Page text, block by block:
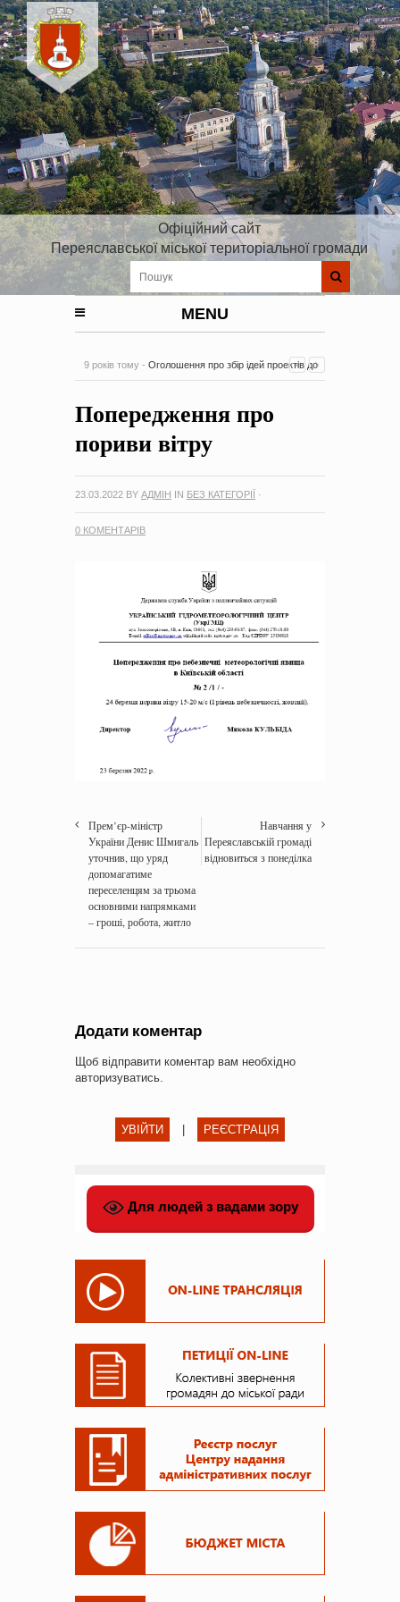
Офіційний сайт
Переяславської міської територіальної громади
MENU
9 років тому - Оголошення про збір ідей проектів до
на період 2018 – 2020 роки Оголошення про збір ідей
-0 Коментарів
Попередження про
пориви вітру
23.03.2022 BY АДМІН IN БЕЗ КАТЕГОРІЇ ·
0 КОМЕНТАРІВ
Прем’єр-міністр
України Денис Шмигаль
уточнив, що уряд
допомагатиме
переселенцям за трьома
основними напрямками
– гроші, робота, житло
Навчання у
Переяславській громаді
відновиться з понеділка
Додати коментар
Щоб відправити коментар вам необхідно
авторизуватись.
УВІЙТИ РЕЄСТРАЦІЯ
Для людей з вадами зору